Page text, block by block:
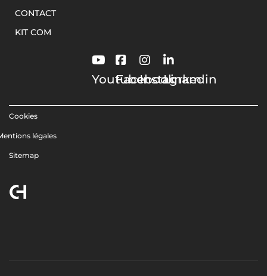
CONTACT
KIT COM
Youtube
Facebook
Instagram
Linkedin
Cookies
légales
Sitemap